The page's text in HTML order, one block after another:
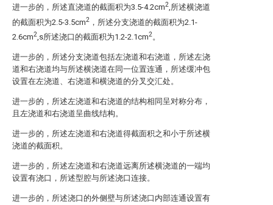
进一步的，所述直浇道的截面积为3.5-4.2cm2,所述横浇道
的截面积为2.5-3.5cm2 ，所述分支浇道的截面积为2.1-
2.6cm2,s所述浇口的截面积为1.2-2.1cm2。
进一步的，所述分支浇道包括左浇道和右浇道，所述左浇
道和右浇道均与所述横浇道在同一位置连通，所述缓冲包
设置在左浇道、右浇道和横浇道的分叉交汇处。
进一步的，所述左浇道和右浇道的结构相同呈对称分布，
且左浇道和右浇道呈曲线结构。
进一步的，所述左浇道和右浇道得截面积之和小于所述横
浇道的截面积。
进一步的，所述左浇道和右浇道远离所述横浇道的一端均
设置有浇口，所述型腔与所述浇口连接。
进一步的，所述浇口的外侧壁与所述浇口内部连通设置有